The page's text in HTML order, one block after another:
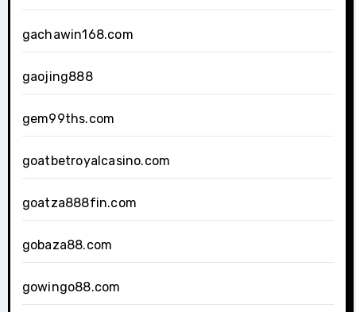
gachawin168.com
gaojing888
gem99ths.com
goatbetroyalcasino.com
goatza888fin.com
gobaza88.com
gowingo88.com